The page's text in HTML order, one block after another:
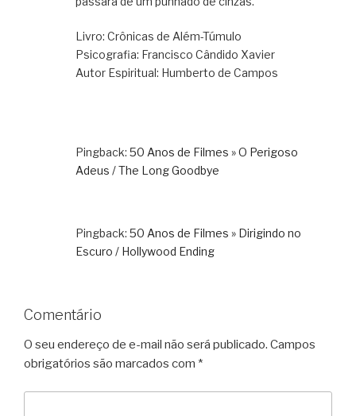
Livro: Crônicas de Além-Túmulo
Psicografia: Francisco Cândido Xavier
Autor Espiritual: Humberto de Campos
Pingback: 50 Anos de Filmes » O Perigoso
Adeus / The Long Goodbye
Pingback: 50 Anos de Filmes » Dirigindo no
Escuro / Hollywood Ending
Comentário
O seu endereço de e-mail não será publicado. Campos
obrigatórios são marcados com *